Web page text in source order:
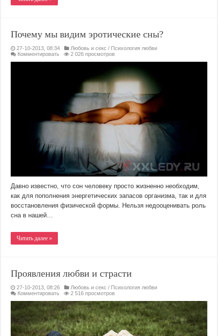
Почему мы видим эротические сны?
27-10-2013, 08:34 Любовь и секс / Психология любви
Комментировать
2 026 просмотров
Давно известно, что сон человеку просто жизненно необходим,
как для пополнения энергетических запасов организма, так и для
восстановления физической формы. Нельзя недооценивать роль
сна в нашей…
Читать далее »
Проявления любви и страсти
27-10-2013, 08:26 Любовь и секс / Психология любви
Комментировать
2 516 просмотров